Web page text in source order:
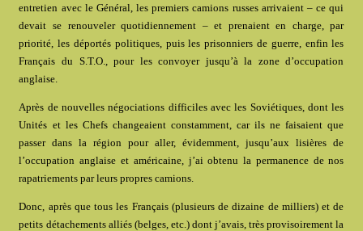
entretien avec le Général, les premiers camions russes arrivaient – ce qui
devait se renouveler quotidiennement – et prenaient en charge, par
priorité, les déportés politiques, puis les prisonniers de guerre, enfin les
Français du S.T.O., pour les convoyer jusqu’à la zone d’occupation
anglaise.
Après de nouvelles négociations difficiles avec les Soviétiques, dont les
Unités et les Chefs changeaient constamment, car ils ne faisaient que
passer dans la région pour aller, évidemment, jusqu’aux lisières de
l’occupation anglaise et américaine, j’ai obtenu la permanence de nos
rapatriements par leurs propres camions.
Donc, après que tous les Français (plusieurs de dizaine de milliers) et de
petits détachements alliés (belges, etc.) dont j’avais, très provisoirement la